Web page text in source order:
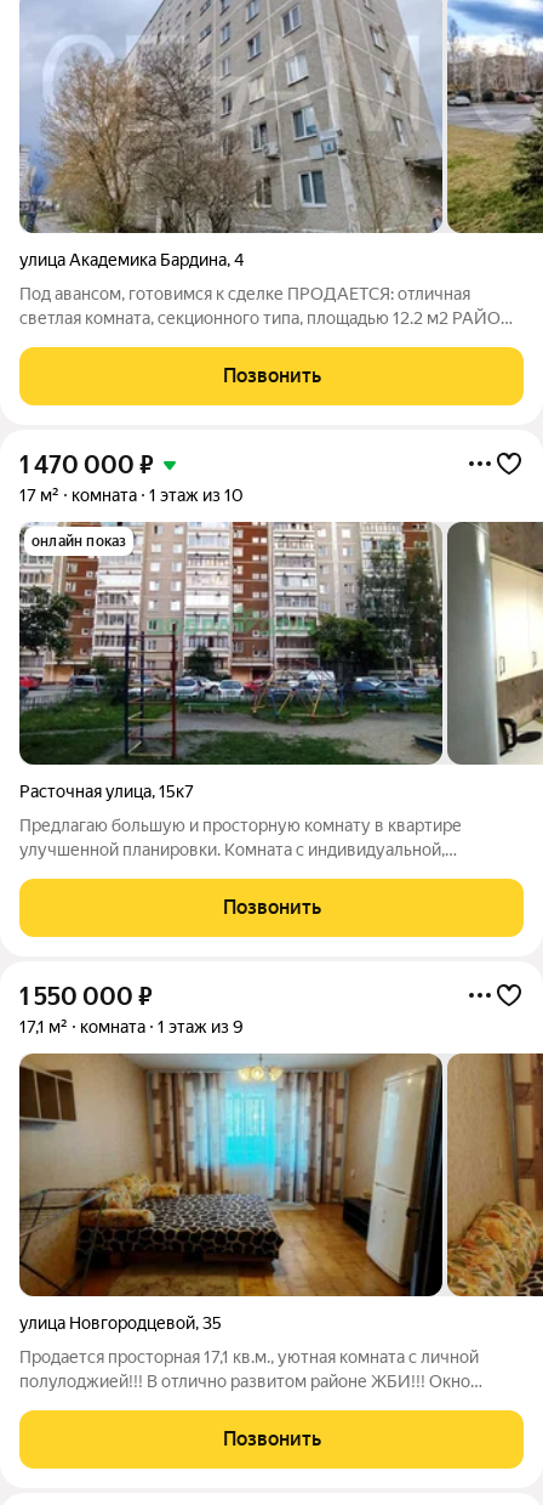
улица Академика Бардина,4
Под авансом, готовимся к сделке ПРОДАЕТСЯ: отличная
светлая комната, секционного типа, площадью 12.2 м2 РАЙОН:
постройки, материал стен Панельный . В любое время года в
комнате тепло, сторона
Позвонить
1 470 000 ₽
17 м² комната 1 этаж из 10
онлайн показ
Расточная улица,15к7
Предлагаю большую и просторную комнату в квартире
улучшенной планировки. Комната с индивидуальной,
раздельный сан/узел. Отличный вариант для приобретения
первого собственного жилья в
Позвонить
1 550 000 ₽
17,1 м² комната 1 этаж из 9
улица Новгородцевой,35
Продается просторная 17,1 кв.м., уютная комната с личной
полулоджией!!! В отлично развитом районе ЖБИ!!! Окно
улучшенной планировки. В местах общего пользования
поддерживаются чистота и порядок!
Позвонить